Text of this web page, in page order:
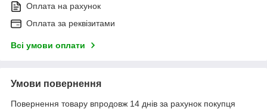
Оплата на рахунок
Оплата за реквізитами
Всі умови оплати
Умови повернення
Повернення товару впродовж 14 днів за рахунок покупця